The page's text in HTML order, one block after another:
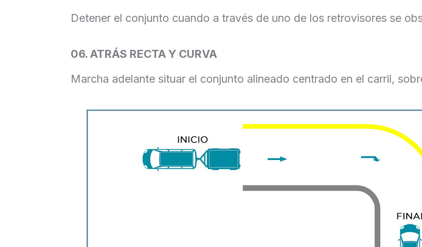
Detener el conjunto cuando a través de uno de los retrovisores se
06. ATRÁS RECTA Y CURVA
Marcha adelante situar el conjunto alineado centrado en el carril,